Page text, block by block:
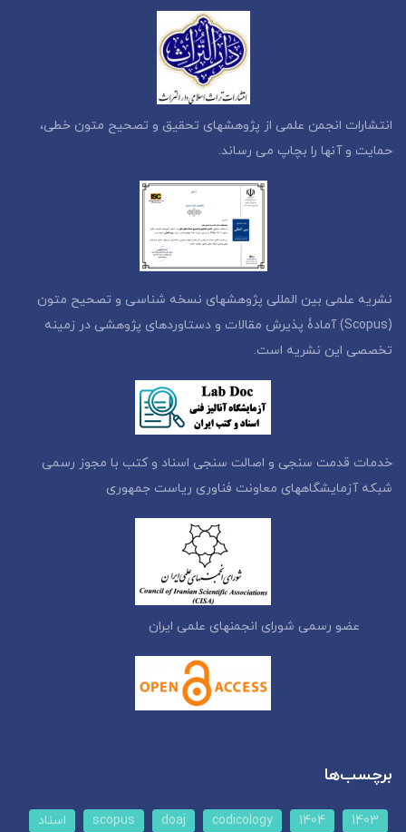
انتشارات انجمن علمی از پژوهشهای تحقیق و تصحیح متون خطی،
حمایت و آنها را بچاپ می رساند.
نشریه علمی بین المللی پژوهشهای نسخه شناسی و تصحیح متون
(Scopus) آمادۀ پذیرش مقالات و دستاوردهای پژوهشی در زمینه
تخصصی این نشریه است.
خدمات قدمت سنجی و اصالت سنجی اسناد و کتب با مجوز رسمی
شبکه آزمایشگاههای معاونت فناوری ریاست جمهوری
عضو رسمی شورای انجمنهای علمی ایران
برچسب‌ها
1403
1404
codicology
doaj
scopus
اسناد